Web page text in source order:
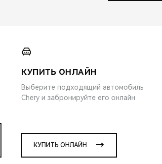
КУПИТЬ ОНЛАЙН
Выберите подходящий автомобиль
Chery и забронируйте его онлайн
КУПИТЬ ОНЛАЙН